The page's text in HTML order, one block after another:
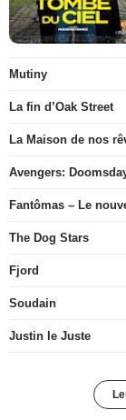
Mutiny
La fin d’Oak Street
La Maison de nos
Avengers:
Fantômas – Le
The Dog Stars
Fjord
Soudain
Justin le Juste